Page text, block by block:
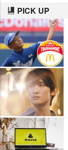
PICK UP